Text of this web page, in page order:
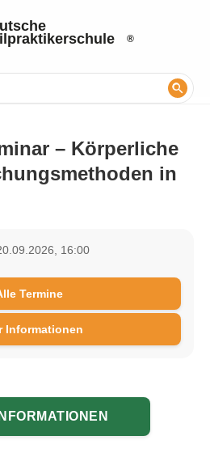
– Körperliche
in
16:00
Termine
Informationen